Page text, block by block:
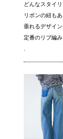
どんなスタイ
リボンの紐も
垂れるデザイ
定番のリブ編